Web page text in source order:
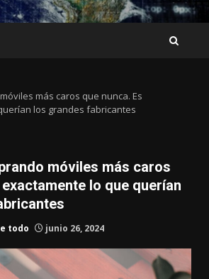
más caros que nunca. Es
los grandes fabricantes
móviles más caros
lo que querían
todo junio 26, 2024